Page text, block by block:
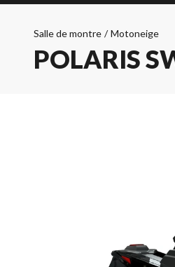
Salle de montre / Motoneige
POLARIS